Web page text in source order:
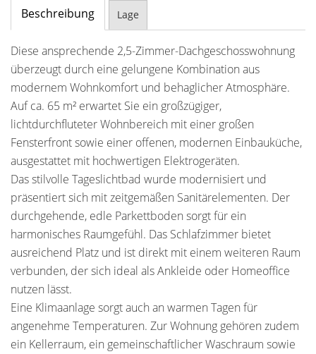
Beschreibung Lage
Diese ansprechende 2,5-Zimmer-Dachgeschosswohnung
überzeugt durch eine gelungene Kombination aus
modernem Wohnkomfort und behaglicher Atmosphäre.
Auf ca. 65 m² erwartet Sie ein großzügiger,
lichtdurchfluteter Wohnbereich mit einer großen
Fensterfront sowie einer offenen, modernen Einbauküche,
ausgestattet mit hochwertigen Elektrogeräten.
Das stilvolle Tageslichtbad wurde modernisiert und
präsentiert sich mit zeitgemäßen Sanitärelementen. Der
durchgehende, edle Parkettboden sorgt für ein
harmonisches Raumgefühl. Das Schlafzimmer bietet
ausreichend Platz und ist direkt mit einem weiteren Raum
verbunden, der sich ideal als Ankleide oder Homeoffice
nutzen lässt.
Eine Klimaanlage sorgt auch an warmen Tagen für
angenehme Temperaturen. Zur Wohnung gehören zudem
ein Kellerraum, ein gemeinschaftlicher Waschraum sowie